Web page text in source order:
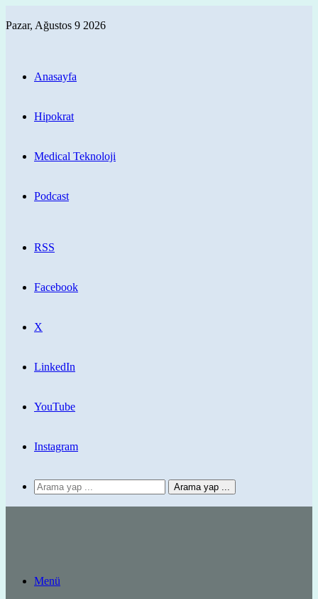
Pazar, Ağustos 9 2026
Anasayfa
Hipokrat
Medical Teknoloji
Podcast
RSS
Facebook
X
LinkedIn
YouTube
Instagram
Arama yap ...
Menü